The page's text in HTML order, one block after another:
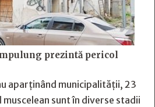
prezintă pericol
aparținând municipalității, 23
sunt în diverse stadii